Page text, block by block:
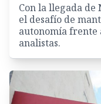
Con la llegada de
el desafío de
autonomía frente
analistas.